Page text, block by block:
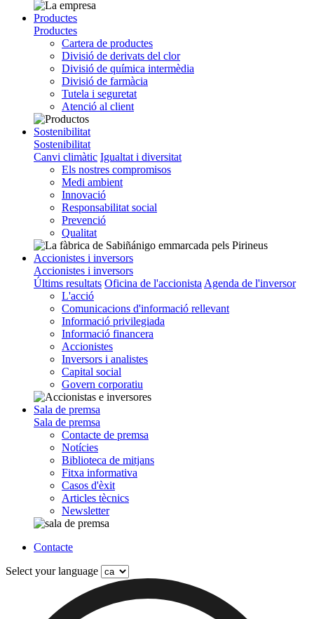
Productes
Productes
Cartera de productes
Divisió de derivats del clor
Divisió de química intermèdia
Divisió de farmàcia
Tutela i seguretat
Atenció al client
Sostenibilitat
Sostenibilitat
Canvi climàtic Igualtat i diversitat
Els nostres compromisos
Medi ambient
Innovació
Responsabilitat social
Prevenció
Qualitat
Accionistes i inversors
Accionistes i inversors
Últims resultats Oficina de l'accionista Agenda de l'inversor
L'acció
Comunicacions d'informació rellevant
Informació privilegiada
Informació financera
Accionistes
Inversors i analistes
Capital social
Govern corporatiu
Sala de premsa
Sala de premsa
Contacte de premsa
Notícies
Biblioteca de mitjans
Fitxa informativa
Casos d'èxit
Articles tècnics
Newsletter
Contacte
Select your language